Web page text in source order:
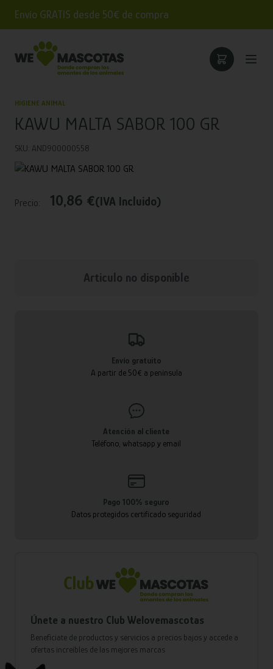
Envío GRATIS desde 50€ de compra
HIGIENE ANIMAL
KAWU MALTA SABOR 100 GR
SKU: AND900000558
Precio: 10,86 €(IVA Incluido)
Articulo no disponible
Envío gratuito
A partir de 50€ a península
Atención al cliente
Teléfono, whatsapp y email
Pago 100% seguro
Datos protegidos certificado seguridad
Únete a nuestro Club Welovemascotas
Benefíciate de productos y servicios a precios bajos y accede a
ofertas increíbles de las mejores marcas